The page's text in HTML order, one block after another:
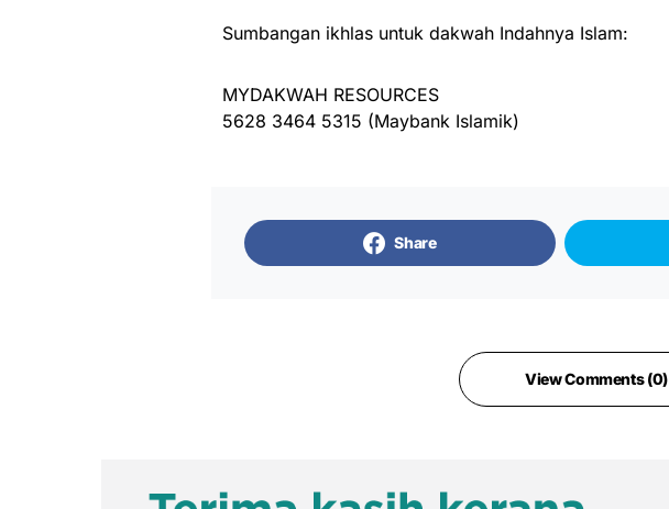
Sumbangan ikhlas untuk dakwah Indahnya Islam:
MYDAKWAH RESOURCES
5628 3464 5315 (Maybank Islamik)
Share
View Comments (0)